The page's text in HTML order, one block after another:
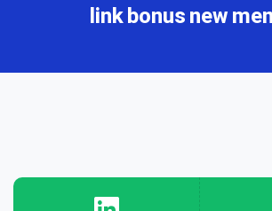
link bonus new